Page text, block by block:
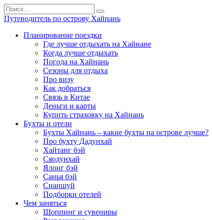
Перейти
к
содержанию
Search
for:
Путеводитель по острову Хайнань
Планирование поездки
Где лучше отдыхать на Хайнане
Когда лучше отдыхать
Погода на Хайнань
Сезоны для отдыха
Про визу
Как добраться
Связь в Китае
Деньги и карты
Купить страховку на Хайнань
Бухты и отели
Бухты Хайнань – какие бухты на острове лучше?
Про бухту Дадунхай
Хайтанг бэй
Сяодунхай
Ялонг бэй
Санья бэй
Сианшуй
Подборки отелей
Чем заняться
Шоппинг и сувениры